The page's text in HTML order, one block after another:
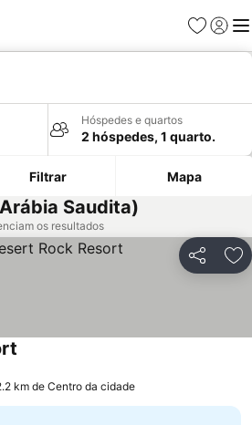
Favoritos
Iniciar
Hóspedes e quartos
2 hóspedes, 1 quarto.
Filtrar Mapa
Saudita)
os resultados
Partilhar
km de Centro da cidade